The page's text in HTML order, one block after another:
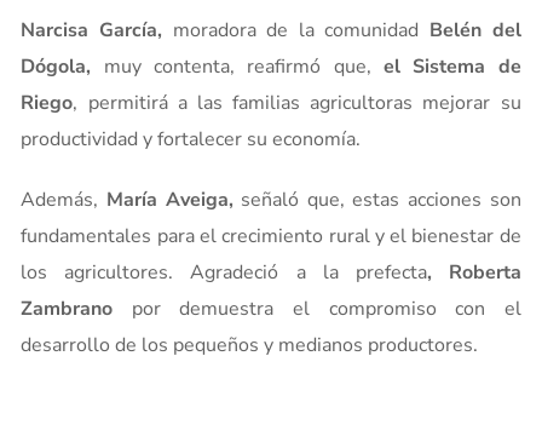
Narcisa García, moradora de la comunidad Belén del
Dógola, muy contenta, reafirmó que, el Sistema de
Riego, permitirá a las familias agricultoras mejorar su
productividad y fortalecer su economía.
Además, María Aveiga, señaló que, estas acciones son
fundamentales para el crecimiento rural y el bienestar de
los agricultores. Agradeció a la prefecta, Roberta
Zambrano por demuestra el compromiso con el
desarrollo de los pequeños y medianos productores.